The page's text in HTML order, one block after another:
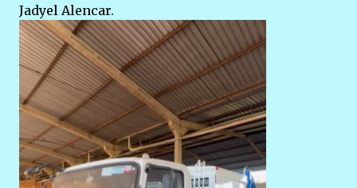
Jadyel Alencar.